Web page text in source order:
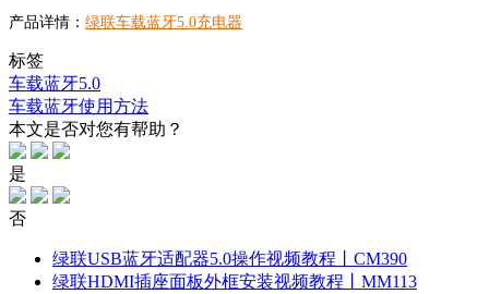
产品详情： 绿联车载蓝牙5.0充电器
标签
车载蓝牙5.0
车载蓝牙使用方法
本文是否对您有帮助？
是
否
绿联USB蓝牙适配器5.0操作视频教程丨CM390
绿联HDMI插座面板外框安装视频教程丨MM113